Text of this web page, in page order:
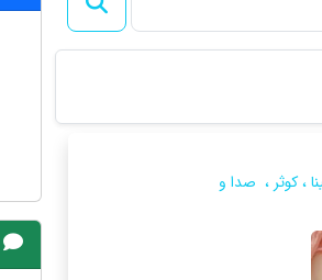
، کوثر ، صدا و